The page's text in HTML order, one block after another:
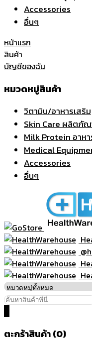
Accessories
อื่นๆ
หน้าแรก
สินค้า
บัญชีของฉัน
หมวดหมู่สินค้า
วิตามิน/อาหารเสริม
Skin Care ผลิตภั
Milk Protein อาห
Medical
Accessories
อื่นๆ
ตะกร้าสินค้า (0)